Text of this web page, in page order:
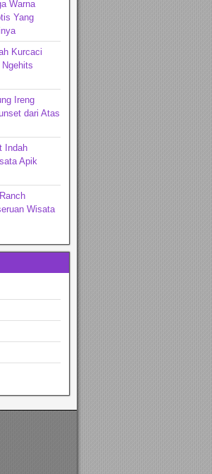
Warna
Yang
Kurcaci
Ireng
dari Atas
Indah
Apik
Wisata